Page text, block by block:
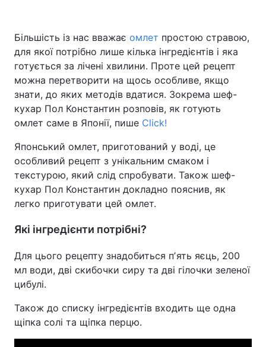
Більшість із нас вважає омлет простою стравою,
для якої потрібно лише кілька інгредієнтів і яка
готується за лічені хвилини. Проте цей рецепт
можна перетворити на щось особливе, якщо
знати, до яких методів вдатися. Зокрема шеф-
кухар Пол Константин розповів, як готують
омлет саме в Японії, пише Click!
Японський омлет, приготований у воді, це
особливий рецепт з унікальним смаком і
текстурою, який слід спробувати. Також шеф-
кухар Пол Константин докладно пояснив, як
легко приготувати цей омлет.
Які інгредієнти потрібні?
Для цього рецепту знадобиться пʼять яєць, 200
мл води, дві скибочки сиру та дві гілочки зеленої
цибулі.
Також до списку інгредієнтів входить ще одна
щіпка солі та щіпка перцю.